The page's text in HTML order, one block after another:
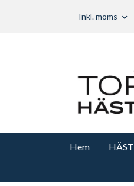
Inkl. moms
Hem HÄST